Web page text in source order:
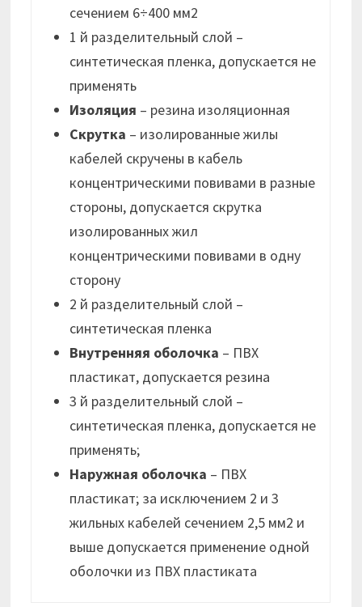
сечением 6÷400 мм2
1 й разделительный слой –
синтетическая пленка, допускается не
применять
Изоляция – резина изоляционная
Скрутка – изолированные жилы
кабелей скручены в кабель
концентрическими повивами в разные
стороны, допускается скрутка
изолированных жил
концентрическими повивами в одну
сторону
2 й разделительный слой –
синтетическая пленка
Внутренняя оболочка – ПВХ
пластикат, допускается резина
3 й разделительный слой –
синтетическая пленка, допускается не
применять;
Наружная оболочка – ПВХ
пластикат; за исключением 2 и 3
жильных кабелей сечением 2,5 мм2 и
выше допускается применение одной
оболочки из ПВХ пластиката